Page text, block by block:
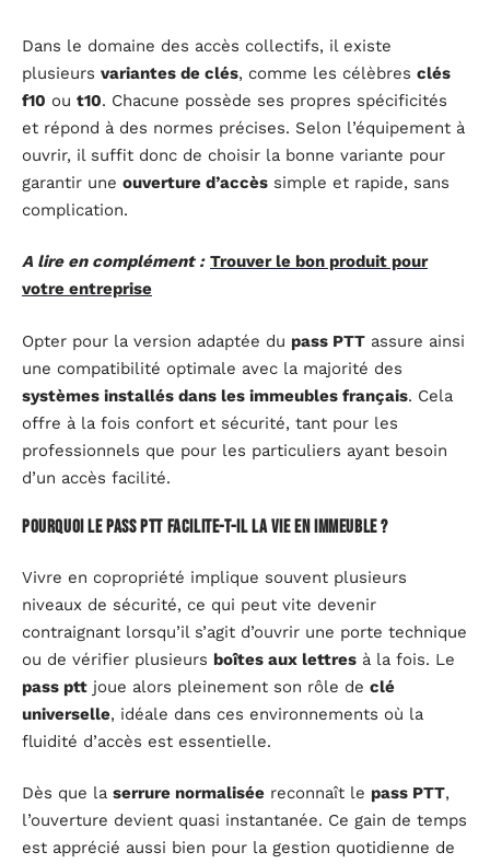
Dans le domaine des accès collectifs, il existe
plusieurs variantes de clés, comme les célèbres clés
f10 ou t10. Chacune possède ses propres spécificités
et répond à des normes précises. Selon l’équipement à
ouvrir, il suffit donc de choisir la bonne variante pour
garantir une ouverture d’accès simple et rapide, sans
complication.
A lire en complément : Trouver le bon produit pour
votre entreprise
Opter pour la version adaptée du pass PTT assure ainsi
une compatibilité optimale avec la majorité des
systèmes installés dans les immeubles français. Cela
offre à la fois confort et sécurité, tant pour les
professionnels que pour les particuliers ayant besoin
d’un accès facilité.
Pourquoi le pass PTT facilite-t-il la vie en immeuble ?
Vivre en copropriété implique souvent plusieurs
niveaux de sécurité, ce qui peut vite devenir
contraignant lorsqu’il s’agit d’ouvrir une porte technique
ou de vérifier plusieurs boîtes aux lettres à la fois. Le
pass ptt joue alors pleinement son rôle de clé
universelle, idéale dans ces environnements où la
fluidité d’accès est essentielle.
Dès que la serrure normalisée reconnaît le pass PTT,
l’ouverture devient quasi instantanée. Ce gain de temps
est apprécié aussi bien pour la gestion quotidienne de